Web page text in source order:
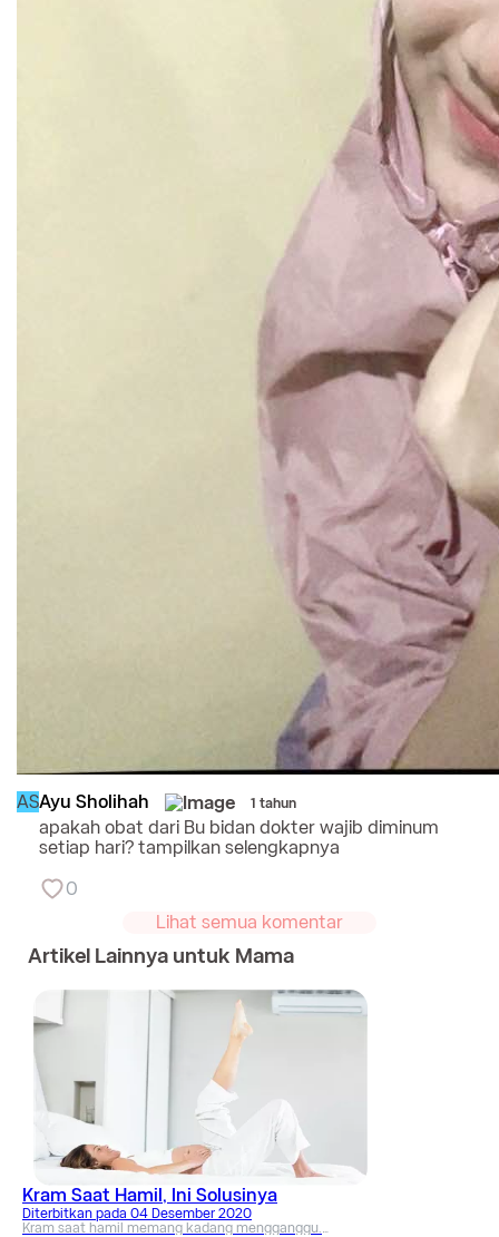
ASAyu Sholihah 1 tahun
apakah obat dari Bu bidan dokter wajib diminum
setiap hari? tampilkan selengkapnya
0
Lihat semua komentar
Artikel Lainnya untuk Mama
Kram Saat Hamil, Ini Solusinya
Diterbitkan pada 04 Desember 2020
Kram saat hamil memang kadang mengganggu.